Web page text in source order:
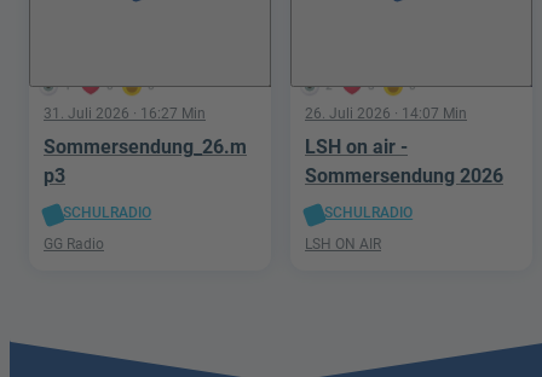
1 0 0
31. Juli 2026 · 16:27 Min
Sommersendung_26.m
p3
SCHULRADIO
GG Radio
2 3 0
26. Juli 2026 · 14:07 Min
LSH on air -
Sommersendung 2026
SCHULRADIO
LSH ON AIR